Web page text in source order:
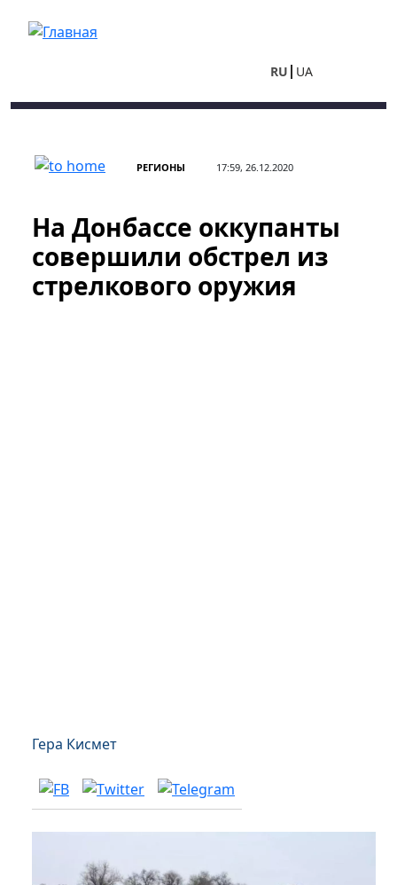
RU UA
РЕГИОНЫ 17:59, 26.12.2020
На Донбассе оккупанты
совершили обстрел из
стрелкового оружия
Гера Кисмет